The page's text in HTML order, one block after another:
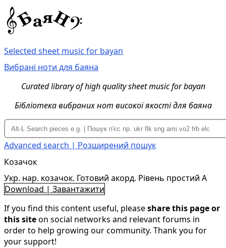
Selected sheet music for bayan
Вибрані ноти для баяна
Curated library of high quality sheet music for bayan
Бібліотека вибраних нот високої якості для баяна
Advanced search | Розширений пошук
Козачок
Укр. нар. козачок. Готовий акорд. Рівень простий A
Download | Завантажити
If you find this content useful, pleaseshare this page or
this siteon social networks and relevant forums in
order to help growing our community. Thank you for
your support!